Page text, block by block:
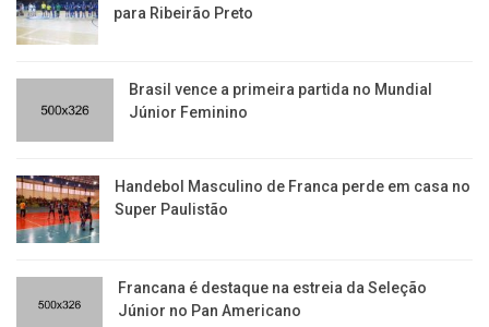
para Ribeirão Preto
Brasil vence a primeira partida no Mundial
Júnior Feminino
Handebol Masculino de Franca perde em casa no
Super Paulistão
Francana é destaque na estreia da Seleção
Júnior no Pan Americano